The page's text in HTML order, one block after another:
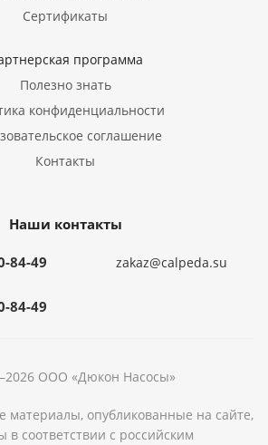
Сертификаты
программа
Полезно знать
конфиденциальности
соглашение
Контакты
Наши контакты
84-49
84-49
zakaz@calpeda.su
ООО «Дюкон Насосы»
материалы, опубликованные на сайте,
соответствии с российским